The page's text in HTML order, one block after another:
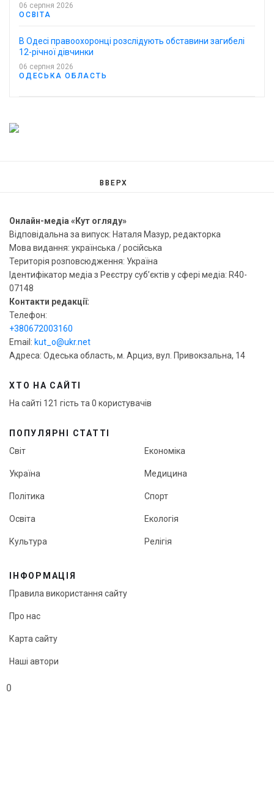
0
06 серпня 2026
ОСВІТА
В Одесі правоохоронці розслідують обставини загибелі
12-річної дівчинки
06 серпня 2026
ОДЕСЬКА ОБЛАСТЬ
ВВЕРХ
Онлайн-медіа «Кут огляду»
Відповідальна за випуск: Наталя Мазур, редакторка
Мова видання: українська / російська
Територія розповсюдження: Україна
Ідентифікатор медіа з Реєстру суб’єктів у сфері медіа: R40-
07148
Контакти редакції:
Телефон:
+380672003160
Email: kut_o@ukr.net
Адреса: Одеська область, м. Арциз, вул. Привокзальна, 14
ХТО НА САЙТІ
На сайті 121 гість та 0 користувачів
ПОПУЛЯРНІ СТАТТІ
Світ
Україна
Політика
Освіта
Культура
Економіка
Медицина
Спорт
Екологія
Релігія
ІНФОРМАЦІЯ
Правила використання сайту
Про нас
Карта сайту
Наші автори
Редакційна політика онлайн-медіа «Кут огляду»